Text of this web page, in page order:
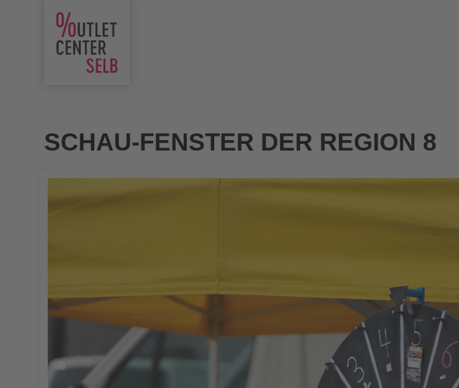
SCHAU-FENSTER DER REGION 8